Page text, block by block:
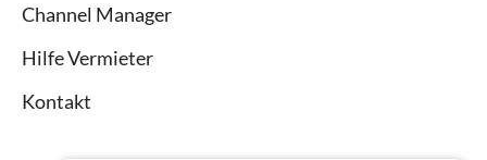
Channel Manager
Hilfe Vermieter
Kontakt